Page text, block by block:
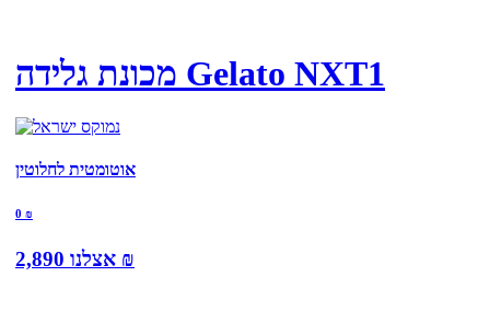
מכונת גלידה Gelato NXT1
אוטומטית לחלוטין
0 ₪
אצלנו 2,890 ₪